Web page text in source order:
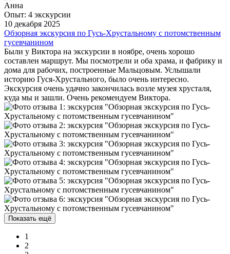
Анна
Опыт: 4 экскурсии
10 декабря 2025
Обзорная экскурсия по Гусь-Хрустальному с потомственным
гусевчанином
Были у Виктора на экскурсии в ноябре, очень хорошо
составлен маршрут. Мы посмотрели и оба храма, и фабрику и
дома для рабочих, построенные Мальцовым. Услышали
историю Гуся-Хрустального, было очень интересно.
Экскурсия очень удачно закончилась возле музея хрусталя,
куда мы и зашли. Очень рекомендуем Виктора.
Показать ещё
1
2